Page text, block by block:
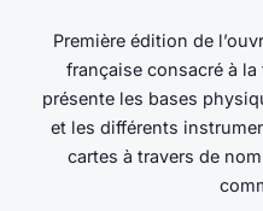
Première édition de
française consacré à
présente les bases
et les différents
cartes à travers de